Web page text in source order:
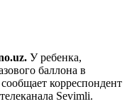
У ребенка,
баллона в
корреспондент
Sevimli.